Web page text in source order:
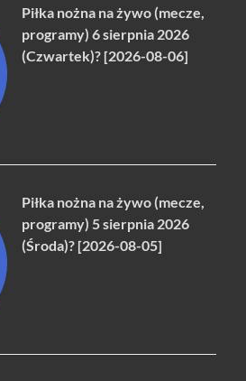
Piłka nożna na żywo (mecze,
programy) 6 sierpnia 2026
(Czwartek)? [2026-08-06]
Piłka nożna na żywo (mecze,
programy) 5 sierpnia 2026
(Środa)? [2026-08-05]